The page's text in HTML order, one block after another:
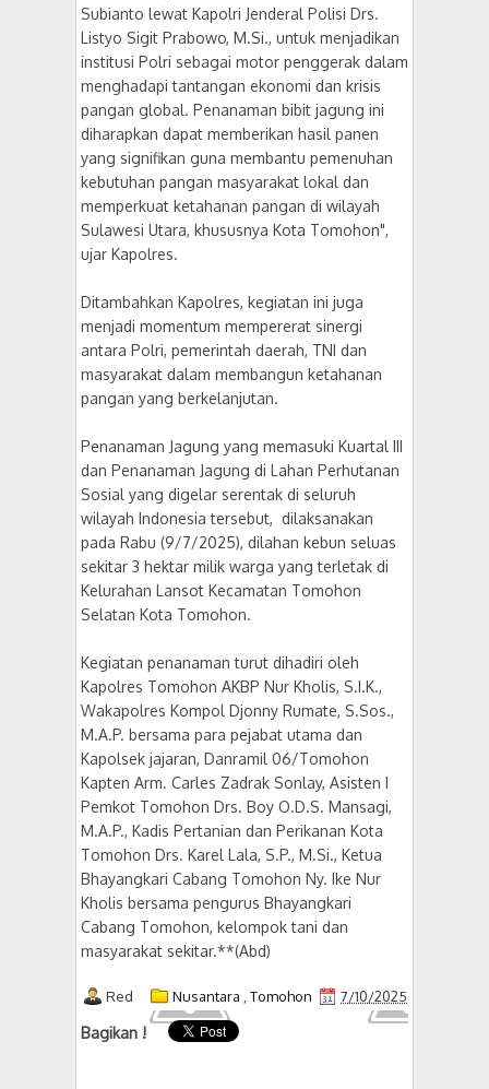
Subianto lewat Kapolri Jenderal Polisi Drs.
Listyo Sigit Prabowo, M.Si., untuk menjadikan
institusi Polri sebagai motor penggerak dalam
menghadapi tantangan ekonomi dan krisis
pangan global. Penanaman bibit jagung ini
diharapkan dapat memberikan hasil panen
yang signifikan guna membantu pemenuhan
kebutuhan pangan masyarakat lokal dan
memperkuat ketahanan pangan di wilayah
Sulawesi Utara, khususnya Kota Tomohon",
ujar Kapolres.
Ditambahkan Kapolres, kegiatan ini juga
menjadi momentum mempererat sinergi
antara Polri, pemerintah daerah, TNI dan
masyarakat dalam membangun ketahanan
pangan yang berkelanjutan.
Penanaman Jagung yang memasuki Kuartal III
dan Penanaman Jagung di Lahan Perhutanan
Sosial yang digelar serentak di seluruh
wilayah Indonesia tersebut, dilaksanakan
pada Rabu (9/7/2025), dilahan kebun seluas
sekitar 3 hektar milik warga yang terletak di
Kelurahan Lansot Kecamatan Tomohon
Selatan Kota Tomohon.
Kegiatan penanaman turut dihadiri oleh
Kapolres Tomohon AKBP Nur Kholis, S.I.K.,
Wakapolres Kompol Djonny Rumate, S.Sos.,
M.A.P. bersama para pejabat utama dan
Kapolsek jajaran, Danramil 06/Tomohon
Kapten Arm. Carles Zadrak Sonlay, Asisten I
Pemkot Tomohon Drs. Boy O.D.S. Mansagi,
M.A.P., Kadis Pertanian dan Perikanan Kota
Tomohon Drs. Karel Lala, S.P., M.Si., Ketua
Bhayangkari Cabang Tomohon Ny. Ike Nur
Kholis bersama pengurus Bhayangkari
Cabang Tomohon, kelompok tani dan
masyarakat sekitar.**(Abd)
Red Nusantara ,Tomohon 7/10/2025
Bagikan !